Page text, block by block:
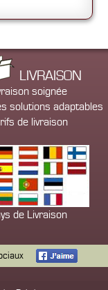
LIVRAISON
soignée
solutions adaptables
de livraison
de Livraison